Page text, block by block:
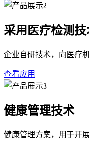
采用医疗检测
企业自研技术，向医疗
查看应用
健康管理技术
健康管理方案，用于开